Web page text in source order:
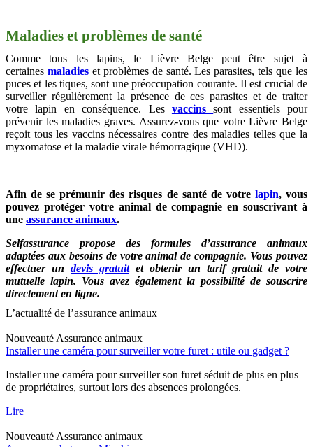
Maladies et problèmes de santé
Comme tous les lapins, le Lièvre Belge peut être sujet à
certaines maladies et problèmes de santé. Les parasites, tels que les
puces et les tiques, sont une préoccupation courante. Il est crucial de
surveiller régulièrement la présence de ces parasites et de traiter
votre lapin en conséquence. Les vaccinssont essentiels pour
prévenir les maladies graves. Assurez-vous que votre Lièvre Belge
reçoit tous les vaccins nécessaires contre des maladies telles que la
myxomatose et la maladie virale hémorragique (VHD).
Afin de se prémunir des risques de santé de votre lapin, vous
pouvez protéger votre animal de compagnie en souscrivant à
une assurance animaux.
Selfassurance propose des formules d’assurance animaux
adaptées aux besoins de votre animal de compagnie. Vous pouvez
effectuer un devis gratuitet obtenir un tarif gratuit de votre
mutuelle lapin. Vous avez également la possibilité de souscrire
directement en ligne.
L’actualité de l’assurance animaux
Nouveauté Assurance animaux
Installer une caméra pour surveiller votre furet : utile ou gadget ?
Installer une caméra pour surveiller son furet séduit de plus en plus
de propriétaires, surtout lors des absences prolongées.
Lire
Nouveauté Assurance animaux